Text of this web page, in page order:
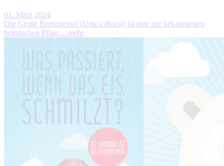
01. März 2024
Die Große Brennnessel (Urtica diocia) ist eine der bekanntesten
heimischen Pflan ... mehr